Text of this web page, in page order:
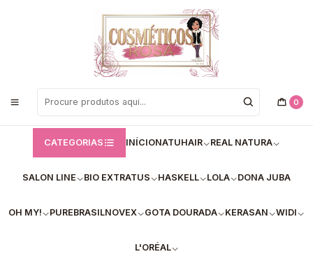
0
CATEGORIAS INÍCIONATUHAIR REAL NATURA
SALON LINE BIO EXTRATUS HASKELL LOLA DONA JUBA
OH MY! PUREBRASILNOVEX GOTA DOURADA KERASAN WIDI
L'ORÉAL
Bem vindos a Loja de Cosméticos Rosa!
Gota Dourada
✅Gota dourada Óleo Abacate - Hidratante, nutritivo. 60ml